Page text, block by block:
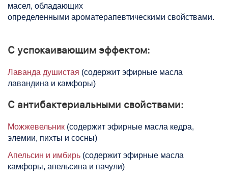
масел, обладающих
определенными ароматерапевтическими свойствами.
С успокаивающим эффектом:
Лаванда душистая (содержит эфирные масла
лавандина и камфоры)
С антибактериальными свойствами:
Можжевельник (содержит эфирные масла кедра,
элемии, пихты и сосны)
Апельсин и имбирь (содержит эфирные масла
камфоры, апельсина и пачули)